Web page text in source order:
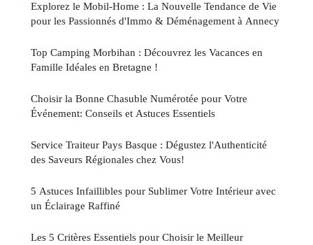
Explorez le Mobil-Home : La Nouvelle Tendance de Vie
pour les Passionnés d'Immo & Déménagement à Annecy
Top Camping Morbihan : Découvrez les Vacances en
Famille Idéales en Bretagne !
Choisir la Bonne Chasuble Numérotée pour Votre
Événement: Conseils et Astuces Essentiels
Service Traiteur Pays Basque : Dégustez l'Authenticité
des Saveurs Régionales chez Vous!
5 Astuces Infaillibles pour Sublimer Votre Intérieur avec
un Éclairage Raffiné
Les 5 Critères Essentiels pour Choisir le Meilleur